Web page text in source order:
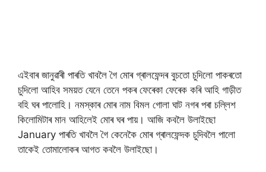
এইবাৰ জানুৱাৰী পাৰতি খাবলৈ গৈ মোৰ গ্ৰালফেন্দৰ বুচতো চুদিলো পাকৰতো
চুদিলো আহিব সময়ত যেনে তেনে পকৰ ফেৰেকা ফেৰেক কৰি আহি গাড়ীত
বহি ঘৰ পালোহি। নমস্কাৰ মোৰ নাম বিমল গোলা ঘাট নগৰ পৰা চল্লিশ
কিলোমিটাৰ মান আহিলেই মোৰ ঘৰ পায়। আজি কবলৈ উলাইছো
January পাৰতি খাবলৈ গৈ কেনেকৈ মোৰ গ্ৰালফেন্দক চুদিবলৈ পালো
তাকেই তোমালোকৰ আগত কবলৈ উলাইছো।